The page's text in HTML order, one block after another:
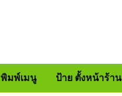
พิมพ์เมนู ป้าย ตั้งหน้าร้าน